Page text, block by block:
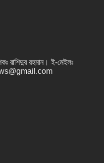
রাশিদুর রহমান । ই-মেইলঃ